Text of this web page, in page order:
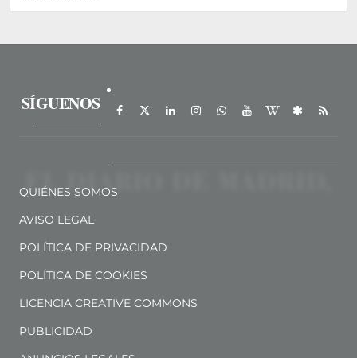
SÍGUENOS
QUIÉNES SOMOS
AVISO LEGAL
POLÍTICA DE PRIVACIDAD
POLÍTICA DE COOKIES
LICENCIA CREATIVE COMMONS
PUBLICIDAD